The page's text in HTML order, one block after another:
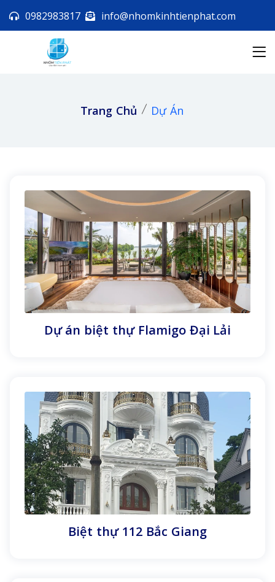
0982983817 info@nhomkinhtienphat.com
Trang Chủ Dự Án
Dự án biệt thự Flamigo Đại Lải
Biệt thự 112 Bắc Giang